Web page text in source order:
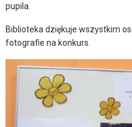
pupila.
Biblioteka dziękuje wszystkim
fotografie na konkurs.